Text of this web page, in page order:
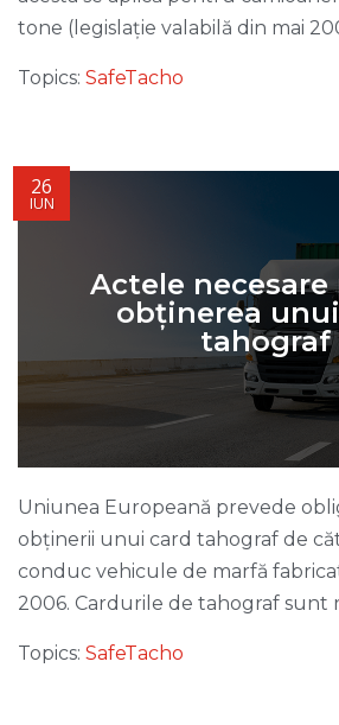
tone (legislație valabilă din mai
Topics: SafeTacho
26
IUN
Actele
obținerea
tahograf
Uniunea Europeană prevede
obținerii unui card tahograf de
conduc vehicule de marfă
2006. Cardurile de tahograf sunt
Topics: SafeTacho